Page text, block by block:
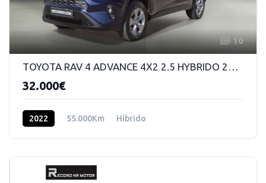
10
TOYOTA RAV 4 ADVANCE 4X2 2.5 HYBRIDO 220 CV DSG
32.000€
2022 55.000Km Híbrido